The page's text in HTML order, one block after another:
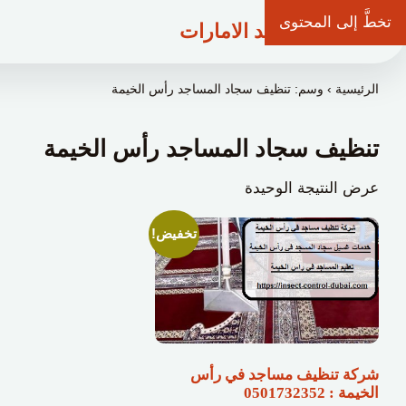
تخطَّ إلى المحتوى
شركة وعد الامارات
الرئيسية › وسم: تنظيف سجاد المساجد رأس الخيمة
تنظيف سجاد المساجد رأس الخيمة
عرض النتيجة الوحيدة
تخفيض!
شركة تنظيف مساجد في رأس
الخيمة : 0501732352